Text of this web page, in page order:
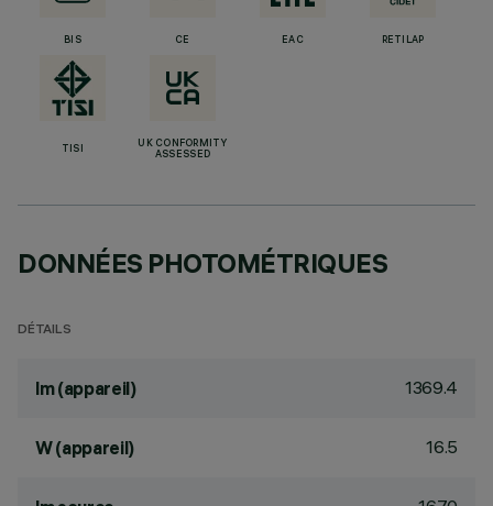
BIS CE EAC RETILAP
TISI
UK CONFORMITY
ASSESSED
DONNÉES PHOTOMÉTRIQUES
DÉTAILS
lm (appareil) 1369.4
W (appareil) 16.5